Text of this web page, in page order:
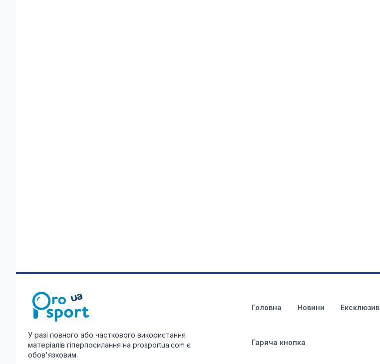
У разі повного або часткового використання
матеріалів гіперпосилання на prosportua.com є
обов'язковим.
Головна Новини Ексклюзив
Гаряча кнопка